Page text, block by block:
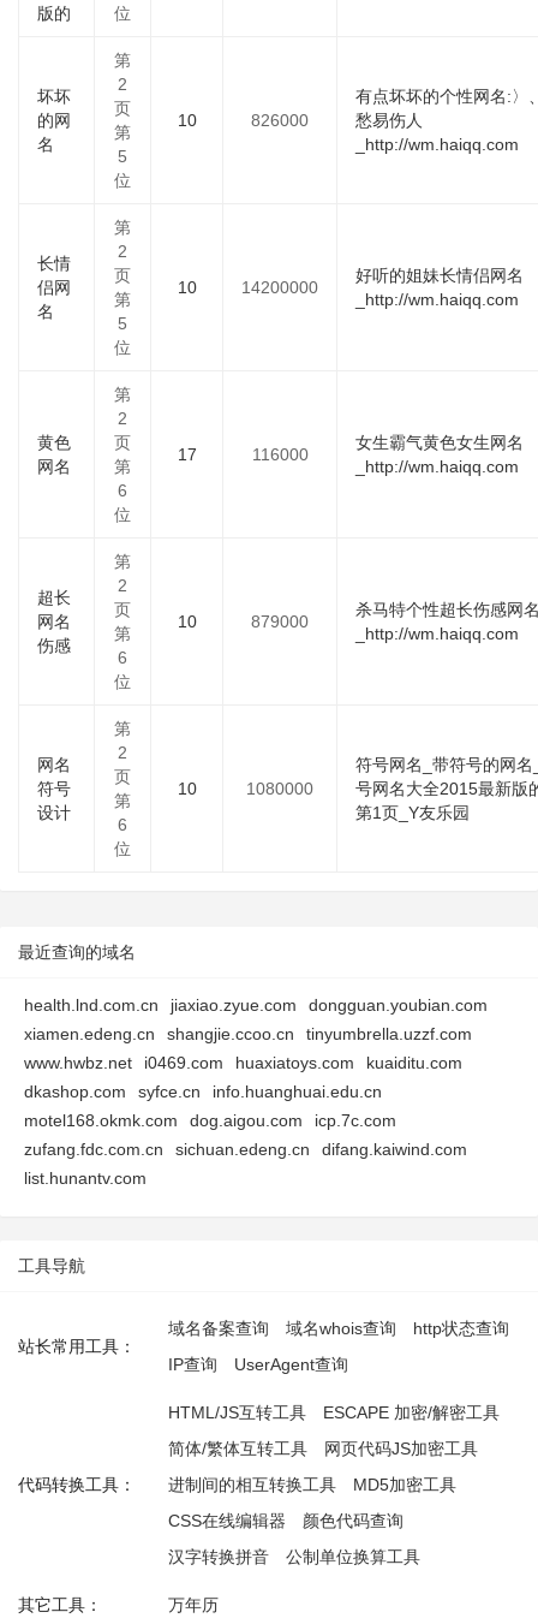
版的
位
坏坏
的网
名
第
2
页
第
5
位
10 826000
有点坏坏的个性网名:〉
愁易伤人
_http://wm.haiqq.com
长情
侣网
名
第
2
页
第
5
位
10 14200000
好听的姐妹长情侣网名
_http://wm.haiqq.com
黄色
网名
第
2
页
第
6
位
17 116000
女生霸气黄色女生网名
_http://wm.haiqq.com
超长
网名
伤感
第
2
页
第
6
位
10 879000
杀马特个性超长伤感网
_http://wm.haiqq.com
网名
符号
设计
第
2
页
第
6
位
10 1080000
符号网名_带符号的网名
号网名大全2015最新版
第1页_Y友乐园
最近查询的域名
health.lnd.com.cn jiaxiao.zyue.com
dongguan.youbian.com
xiamen.edeng.cn
shangjie.ccoo.cn
tinyumbrella.uzzf.com
www.hwbz.net
i0469.com huaxiatoys.com
kuaiditu.com
dkashop.com
syfce.cn
info.huanghuai.edu.cn
motel168.okmk.com
dog.aigou.com
icp.7c.com
zufang.fdc.com.cn
sichuan.edeng.cn
difang.kaiwind.com
list.hunantv.com
工具导航
站长常用工具：
域名备案查询 域名whois查询
http状态查询
IP查询
UserAgent查询
代码转换工具：
HTML/JS互转工具
ESCAPE 加密/解密工具
简体/繁体互转工具
网页代码JS加密工具
进制间的相互转换工具
MD5加密工具
CSS在线编辑器
颜色代码查询
汉字转换拼音
公制单位换算工具
其它工具： 万年历